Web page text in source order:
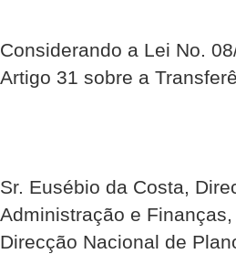
Considerando a Lei No.
Artigo 31 sobre a
Sr. Eusébio da Costa,
Administração e
Direcção Nacional de